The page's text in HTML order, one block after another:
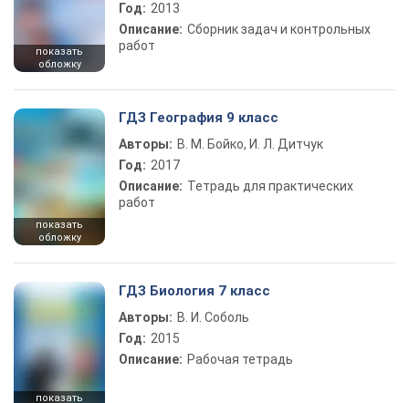
показать
обложку
Год: 2013
Описание: Сборник задач и контрольных
работ
показать
обложку
ГДЗ География 9 класс
Авторы: В. М. Бойко, И. Л. Дитчук
Год: 2017
Описание: Тетрадь для практических
работ
показать
ГДЗ Биология 7 класс
Авторы: В. И. Соболь
Год: 2015
Описание: Рабочая тетрадь